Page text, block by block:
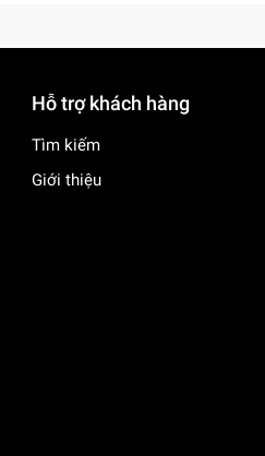
Hỗ trợ khách hàng
Tìm kiếm
Giới thiệu